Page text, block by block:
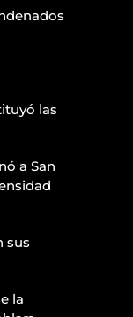
las
a San
sus
la